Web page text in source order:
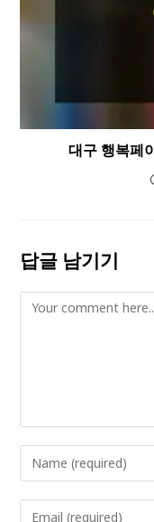
대구 행복페
답글 남기기
Comment
Enter
your
name
Enter